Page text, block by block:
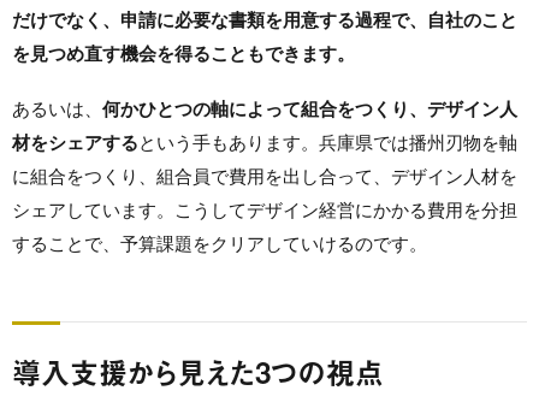
だけでなく、申請に必要な書類を用意する過程で、自社のこと
を見つめ直す機会を得ることもできます。
あるいは、 何かひとつの軸によって組合をつくり、デザイン人
材をシェアするという手もあります。兵庫県では播州刃物を軸
に組合をつくり、組合員で費用を出し合って、デザイン人材を
シェアしています。こうしてデザイン経営にかかる費用を分担
することで、予算課題をクリアしていけるのです。
導入支援から見えた3つの視点